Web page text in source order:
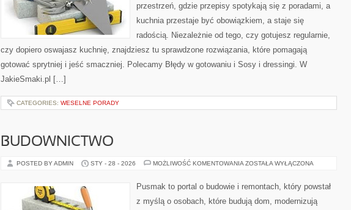
przestrzeń, gdzie przepisy spotykają się z poradami, a
kuchnia przestaje być obowiązkiem, a staje się
radością. Niezależnie od tego, czy gotujesz regularnie,
czy dopiero oswajasz kuchnię, znajdziesz tu sprawdzone rozwiązania, które pomagają
gotować sprytniej i jeść smaczniej. Polecamy Błędy w gotowaniu i Sosy i dressingi. W
JakieSmaki.pl […]
CATEGORIES: WESELNE PORADY
BUDOWNICTWO
POSTED BY ADMIN STY - 28 - 2026 MOŻLIWOŚĆ KOMENTOWANIA BUDOWNICTWO
ZOSTAŁA WYŁĄCZONA
Pusmak to portal o budowie i remontach, który powstał
z myślą o osobach, które budują dom, modernizują